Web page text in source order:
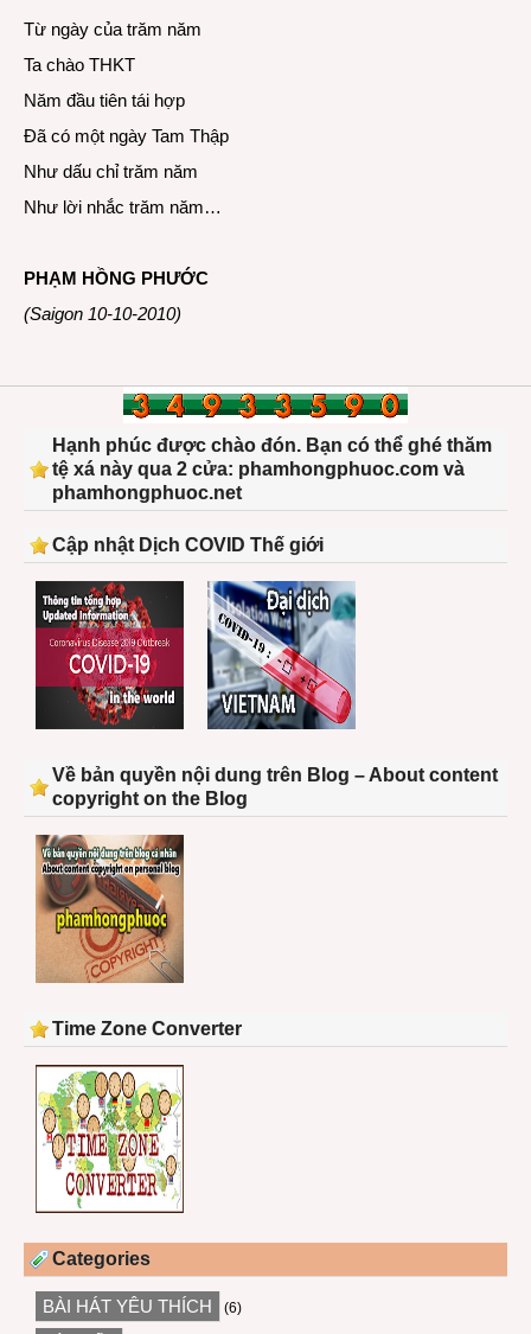
Từ ngày của trăm năm
Ta chào THKT
Năm đầu tiên tái hợp
Đã có một ngày Tam Thập
Như dấu chỉ trăm năm
Như lời nhắc trăm năm…
PHẠM HỒNG PHƯỚC
(Saigon 10-10-2010)
Hạnh phúc được chào đón. Bạn có thể ghé thăm
tệ xá này qua 2 cửa: phamhongphuoc.com và
phamhongphuoc.net
Cập nhật Dịch COVID Thế giới
Về bản quyền nội dung trên Blog – About content
copyright on the Blog
Time Zone Converter
Categories
BÀI HÁT YÊU THÍCH (6)